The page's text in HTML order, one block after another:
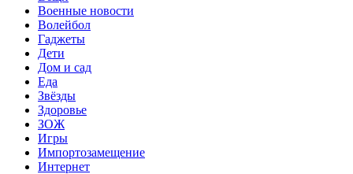
Военные новости
Волейбол
Гаджеты
Дети
Дом и сад
Еда
Звёзды
Здоровье
ЗОЖ
Игры
Импортозамещение
Интернет